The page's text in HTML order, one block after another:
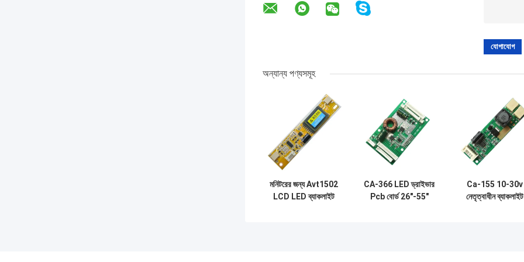
অন্যান্য পণ্যসমূহ
মনিটরের জন্য Avt1502
LCD LED ব্যাকলাইট
CA-366 LED ড্রাইভার
Pcb বোর্ড 26"-55"
Ca-155 10-30v
নেতৃত্বাধীন ব্যাকলাইট